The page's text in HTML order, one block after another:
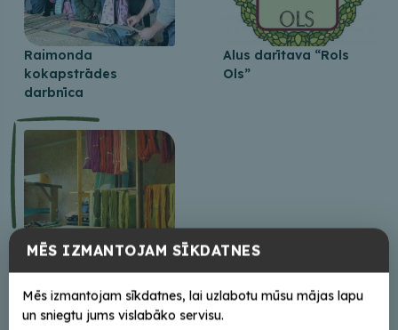
Raimonda
kokapstrādes
darbnīca
Alus darītava “Rols
Ols”
Aušanas darbnīca
Baltinavā
MĒS IZMANTOJAM SĪKDATNES
Mēs izmantojam sīkdatnes, lai uzlabotu mūsu mājas lapu
un sniegtu jums vislabāko servisu.